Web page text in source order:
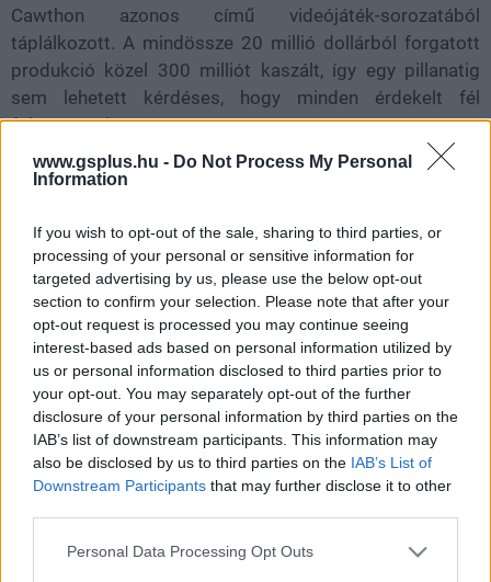
www.gsplus.hu - Do Not Process My Personal
Information
If you wish to opt-out of the sale, sharing to third parties, or
processing of your personal or sensitive information for
targeted advertising by us, please use the below opt-out
section to confirm your selection. Please note that after your
opt-out request is processed you may continue seeing
interest-based ads based on personal information utilized by
us or personal information disclosed to third parties prior to
your opt-out. You may separately opt-out of the further
disclosure of your personal information by third parties on the
IAB’s list of downstream participants. This information may
also be disclosed by us to third parties on the IAB’s List of
Downstream Participants that may further disclose it to other
Please note that this website/app uses one or more Google
Personal Data Processing Opt Outs
Cawthon azonos című videójáték-sorozatából
táplálkozott. A mindössze 20 millió dollárból forgatott
produkció közel 300 milliót kaszált, így egy pillanatig
sem lehetett kérdéses, hogy minden érdekelt fél
folytatást akar.
Az jön is, méghozzá ugyanattól a csapattól, amelyik az
forgatókönyvért ezúttal is Cawthon felel, a főbb
szerepeket pedig megint Josh Hutcherson, Elizabeth
Lail, Piper Rubio és Matthew Lillard játssza, akikhez
olyan ismert nevek csatlakoznak, mint Skeet
Ulrich, Wayne Knight, Mckenna Grace és Teo Briones.
Josh Hutcherson szerint a második film nemcsak
nagyobb és látványosabb, de jóval ijesztőbb is lesz az
elsőnél, és a trailer alapján nem blöffölt. A történet
ezúttal egy régi pizzázóban indul, ahova McKenna Grace
karaktere és csapata nyomozni érkezik. Természetesen